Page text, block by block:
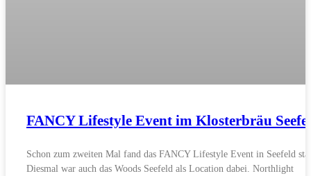
FANCY Lifestyle Event im Klosterbräu
Schon zum zweiten Mal fand das FANCY Lifestyle Event in Seefeld
Diesmal war auch das Woods Seefeld als Location dabei. Northlight